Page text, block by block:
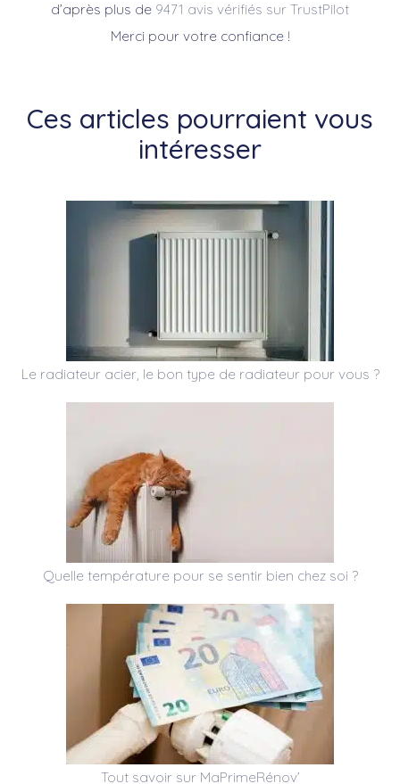
d’après plus de 9471 avis vérifiés sur TrustPilot
Merci pour votre confiance !
Ces articles pourraient vous
intéresser
Le radiateur acier, le bon type de radiateur pour vous ?
Quelle température pour se sentir bien chez soi ?
Tout savoir sur MaPrimeRénov’